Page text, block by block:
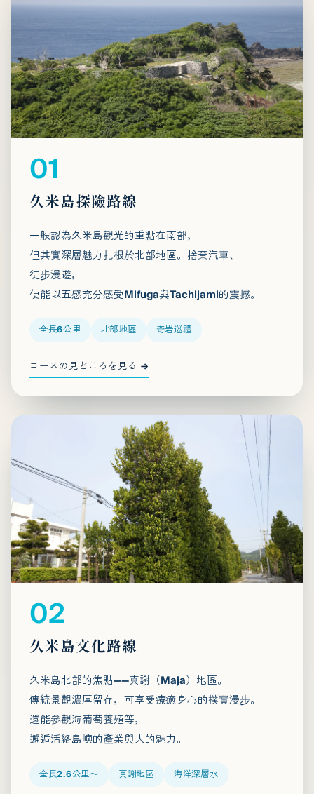
01
久米島探險路線
一般認為久米島觀光的重點在南部，
但其實深層魅力扎根於北部地區。捨棄汽車、
徒步漫遊，
便能以五感充分感受Mifuga與Tachijami的震撼。
全長6公里 北部地區 奇岩巡禮
コースの見どころを見る →
02
久米島文化路線
久米島北部的焦點——真謝（Maja）地區。
傳統景觀濃厚留存，可享受療癒身心的樸實漫步。
還能參觀海葡萄養殖等，
邂逅活絡島嶼的產業與人的魅力。
全長2.6公里〜 真謝地區 海洋深層水